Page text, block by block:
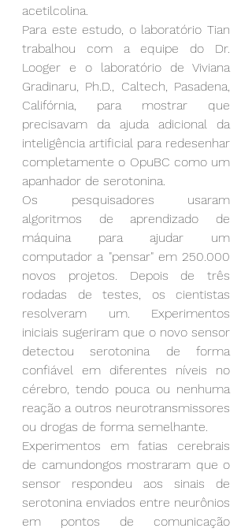
acetilcolina.
Para este estudo, o laboratório Tian
trabalhou com a equipe do Dr.
Looger e o laboratório de Viviana
Gradinaru, Ph.D., Caltech, Pasadena,
Califórnia, para mostrar que
precisavam da ajuda adicional da
inteligência artificial para redesenhar
completamente o OpuBC como um
apanhador de serotonina.
Os pesquisadores usaram
algoritmos de aprendizado de
máquina para ajudar um
computador a "pensar" em 250.000
novos projetos. Depois de três
rodadas de testes, os cientistas
resolveram um. Experimentos
iniciais sugeriram que o novo sensor
detectou serotonina de forma
confiável em diferentes níveis no
cérebro, tendo pouca ou nenhuma
reação a outros neurotransmissores
ou drogas de forma semelhante.
Experimentos em fatias cerebrais
de camundongos mostraram que o
sensor respondeu aos sinais de
serotonina enviados entre neurônios
em pontos de comunicação